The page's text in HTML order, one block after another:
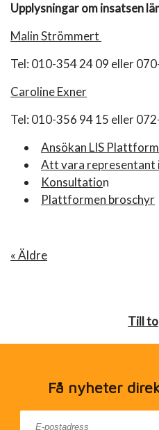
Upplysningar om insatsen
Malin Strömmert
Tel: 010-354 24 09 eller
Caroline Exner
Tel: 010-356 94 15 eller
Ansökan LIS
Att vara representant
Konsultation
Plattformen broschyr
« Äldre
Till
Få nyheter